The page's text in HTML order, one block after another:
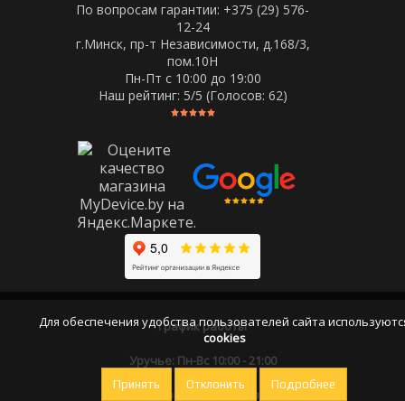
По вопросам гарантии: +375 (29) 576-
12-24
г.Минск, пр-т Независимости, д.168/3,
пом.10Н
Пн-Пт c 10:00 до 19:00
Наш рейтинг: 5/5 (Голосов: 62)
График работы
Уручье: Пн-Вс 10:00 - 21:00
Оставайтесь на связи
Для обеспечения удобства пользователей сайта
cookies
Принять Отклонить Подробнее